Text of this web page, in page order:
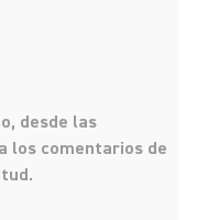
desde las
los comentarios de